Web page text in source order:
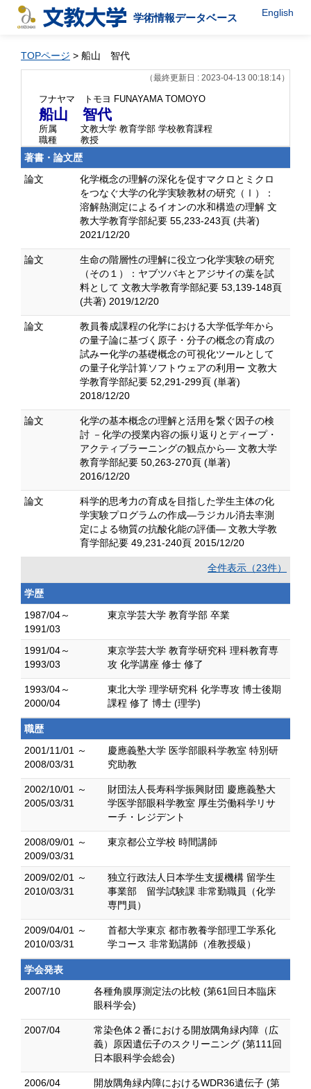
学術情報データベース English
TOPページ > 船山 智代
（最終更新日 : 2023-04-13 00:18:14）
フナヤマ トモヨ FUNAYAMA TOMOYO
船山 智代
所属
文教大学 教育学部 学校教育課程
職種
教授
著書・論文歴
論文
化学概念の理解の深化を促すマクロとミクロ
をつなぐ大学の化学実験教材の研究（Ⅰ）：
溶解熱測定によるイオンの水和構造の理解 文
教大学教育学部紀要 55,233-243頁 (共著)
2021/12/20
論文
生命の階層性の理解に役立つ化学実験の研究
（その１）：ヤブツバキとアジサイの葉を試
料として 文教大学教育学部紀要 53,139-148頁
(共著) 2019/12/20
論文
教員養成課程の化学における大学低学年から
の量子論に基づく原子・分子の概念の育成の
試みー化学の基礎概念の可視化ツールとして
の量子化学計算ソフトウェアの利用ー 文教大
学教育学部紀要 52,291-299頁 (単著)
2018/12/20
論文
化学の基本概念の理解と活用を繋ぐ因子の検
討 －化学の授業内容の振り返りとディープ・
アクティブラーニングの観点から― 文教大学
教育学部紀要 50,263-270頁 (単著)
2016/12/20
論文
科学的思考力の育成を目指した学生主体の化
学実験プログラムの作成―ラジカル消去率測
定による物質の抗酸化能の評価― 文教大学教
育学部紀要 49,231-240頁 2015/12/20
全件表示（23件）
学歴
1987/04～
1991/03
東京学芸大学 教育学部 卒業
1991/04～
1993/03
東京学芸大学 教育学研究科 理科教育専
攻 化学講座 修士 修了
1993/04～
2000/04
東北大学 理学研究科 化学専攻 博士後期
課程 修了 博士 (理学)
職歴
2001/11/01 ～
2008/03/31
慶應義塾大学 医学部眼科学教室 特別研
究助教
2002/10/01 ～
2005/03/31
財団法人長寿科学振興財団 慶應義塾大
学医学部眼科学教室 厚生労働科学リサ
ーチ・レジデント
2008/09/01 ～
2009/03/31
東京都公立学校 時間講師
2009/02/01 ～
2010/03/31
独立行政法人日本学生支援機構 留学生
事業部 留学試験課 非常勤職員（化学
専門員）
2009/04/01 ～
2010/03/31
首都大学東京 都市教養学部理工学系化
学コース 非常勤講師（准教授級）
学会発表
2007/10
各種角膜厚測定法の比較 (第61回日本臨床
眼科学会)
2007/04
常染色体２番における開放隅角緑内障（広
義）原因遺伝子のスクリーニング (第111回
日本眼科学会総会)
2006/04
開放隅角緑内障におけるWDR36遺伝子 (第